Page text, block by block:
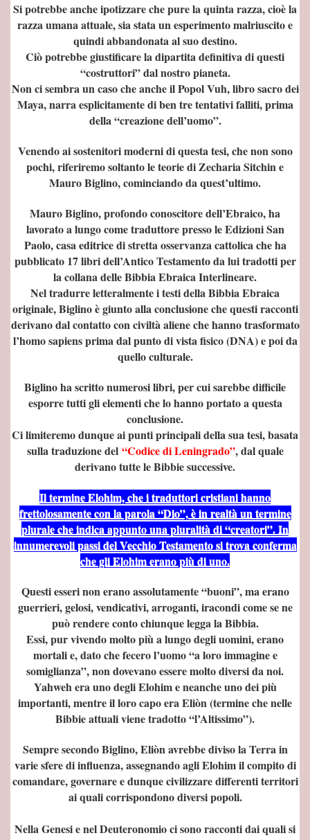
Si potrebbe anche ipotizzare che pure la quinta razza, cioè la
razza umana attuale, sia stata un esperimento malriuscito e
quindi abbandonata al suo destino.
Ciò potrebbe giustificare la dipartita definitiva di questi
“costruttori” dal nostro pianeta.
Non ci sembra un caso che anche il Popol Vuh, libro sacro dei
Maya, narra esplicitamente di ben tre tentativi falliti, prima
della “creazione dell’uomo”.
Venendo ai sostenitori moderni di questa tesi, che non sono
pochi, riferiremo soltanto le teorie di Zecharia Sitchin e
Mauro Biglino, cominciando da quest’ultimo.
Mauro Biglino, profondo conoscitore dell’Ebraico, ha
lavorato a lungo come traduttore presso le Edizioni San
Paolo, casa editrice di stretta osservanza cattolica che ha
pubblicato 17 libri dell’Antico Testamento da lui tradotti per
la collana delle Bibbia Ebraica Interlineare.
Nel tradurre letteralmente i testi della Bibbia Ebraica
originale, Biglino è giunto alla conclusione che questi racconti
derivano dal contatto con civiltà aliene che hanno trasformato
l’homo sapiens prima dal punto di vista fisico (DNA) e poi da
quello culturale.
Biglino ha scritto numerosi libri, per cui sarebbe difficile
esporre tutti gli elementi che lo hanno portato a questa
conclusione.
Ci limiteremo dunque ai punti principali della sua tesi, basata
sulla traduzione del “Codice di Leningrado”, dal quale
derivano tutte le Bibbie successive.
Il termine Elohim, che i traduttori cristiani hanno
frettolosamente con la parola “Dio”, è in realtà un termine
plurale che indica appunto una pluralità di “creatori”. In
innumerevoli passi del Vecchio Testamento si trova conferma
che gli Elohim erano più di uno.
Questi esseri non erano assolutamente “buoni”, ma erano
guerrieri, gelosi, vendicativi, arroganti, iracondi come se ne
può rendere conto chiunque legga la Bibbia.
Essi, pur vivendo molto più a lungo degli uomini, erano
mortali e, dato che fecero l’uomo “a loro immagine e
somiglianza”, non dovevano essere molto diversi da noi.
Yahweh era uno degli Elohim e neanche uno dei più
importanti, mentre il loro capo era Eliòn (termine che nelle
Bibbie attuali viene tradotto “l’Altissimo”).
Sempre secondo Biglino, Eliòn avrebbe diviso la Terra in
varie sfere di influenza, assegnando agli Elohim il compito di
comandare, governare e dunque civilizzare differenti territori
ai quali corrispondono diversi popoli.
Nella Genesi e nel Deuteronomio ci sono racconti dai quali si
CAVA